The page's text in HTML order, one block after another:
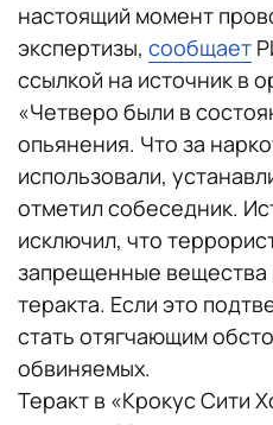
настоящий момент
экспертизы, сообщает
ссылкой на источник в
«Четверо были в
опьянения. Что за
использовали,
отметил собеседник.
исключил, что
запрещенные вещества
теракта. Если это
стать отягчающим
обвиняемых.
Теракт в «Крокус Сити